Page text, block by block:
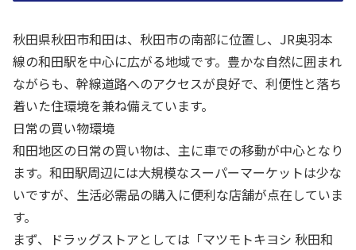
秋田県秋田市和田は、秋田市の南部に位置し、JR奥羽本
線の和田駅を中心に広がる地域です。豊かな自然に囲まれ
ながらも、幹線道路へのアクセスが良好で、利便性と落ち
着いた住環境を兼ね備えています。
日常の買い物環境
和田地区の日常の買い物は、主に車での移動が中心となり
ます。和田駅周辺には大規模なスーパーマーケットは少な
いですが、生活必需品の購入に便利な店舗が点在していま
す。
まず、ドラッグストアとしては「マツモトキヨシ 秋田和